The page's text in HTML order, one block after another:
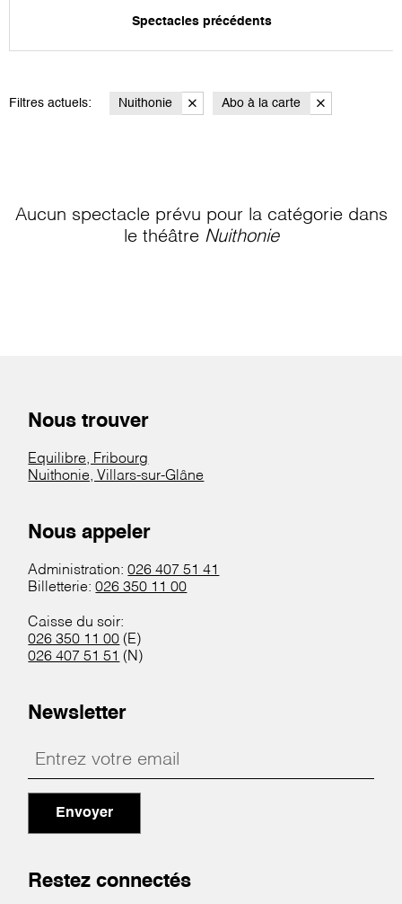
Spectacles précédents
Filtres actuels: Nuithonie Abo à la carte
Aucun spectacle prévu pour la catégorie dans
le théâtre Nuithonie
Nous trouver
Equilibre, Fribourg
Nuithonie, Villars-sur-Glâne
Nous appeler
Administration:026 407 51 41
Billetterie:026 350 11 00
Caisse du soir:
026 350 11 00 (E)
026 407 51 51 (N)
Newsletter
Envoyer
Restez connectés